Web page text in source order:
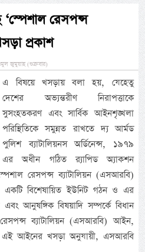
রেসপন্স
প্রকাশ
জুমুয়াহ (শুক্রবার)
এ বিষয়ে খসড়ায় বলা হয়, যেহেতু
দেশের অভ্যন্তরীণ নিরাপত্তাকে
সুসংহতকরণ এবং সার্বিক আইনশৃঙ্খলা
পরিস্থিতিকে সমুন্নত রাখতে দ্য আর্মড
পুলিশ ব্যাটালিয়নস অর্ডিনেন্স, ১৯৭৯
এর অধীন গঠিত র‌্যাপিড অ্যাকশন
রেসপন্স ব্যাটালিয়ন (এসআরবি)
একটি বিশেষায়িত ইউনিট গঠন ও এর
এবং আনুষঙ্গিক বিষয়াদি সম্পর্কে বিধান
ব্যাটালিয়ন (এসআরবি) আইন,
আইনের খসড়া অনুযায়ী, এসআরবি